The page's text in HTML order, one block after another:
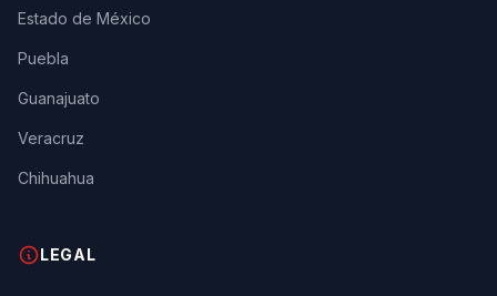
Estado de México
Puebla
Guanajuato
Veracruz
Chihuahua
LEGAL